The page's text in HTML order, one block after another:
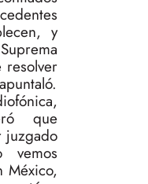
y
que
juzgado
vemos
México,